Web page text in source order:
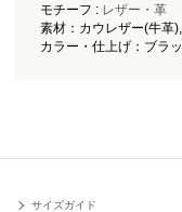
モチーフ : レザー・革
素材：カウレザー(牛革
カラー・仕上げ：ブラ
サイズガイド